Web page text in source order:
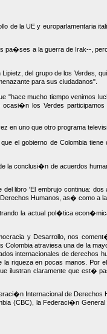
la UE y europarlamentaria
a la guerra de Irak--,
del grupo de los Verdes,
para sus ciudadanos".
"hace mucho tiempo venimos
los Verdes
en uno que otro programa
el gobierno de Colombia
la conclusi�n de acuerdos
libro 'El embrujo continua:
Humanos, as� como a la
la actual pol�tica
y Desarrollo, nos
atraviesa una de la
internacionales de derechos
en pocas manos. Por
ilustran claramente que est�
Internacional de
(CBC), la Federaci�n